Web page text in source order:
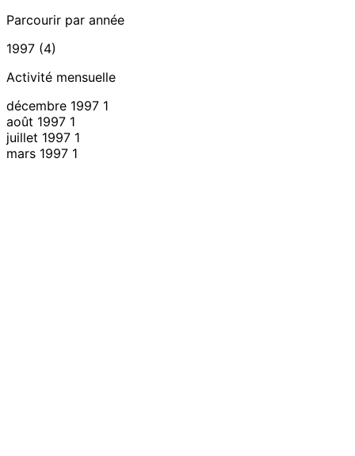
Parcourir par année
1997 (4)
Activité mensuelle
décembre 1997 1
août 1997 1
juillet 1997 1
mars 1997 1